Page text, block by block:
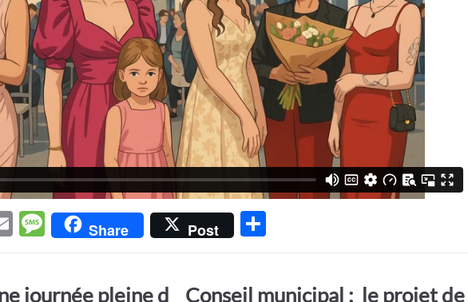
E
M
es
Share Post
journée pleine d
Conseil municipal : le projet de